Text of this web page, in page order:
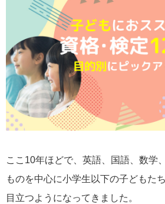
ここ10年ほどで、英語、国語、数学
ものを中心に小学生以下の子どもた
目立つようになってきました。